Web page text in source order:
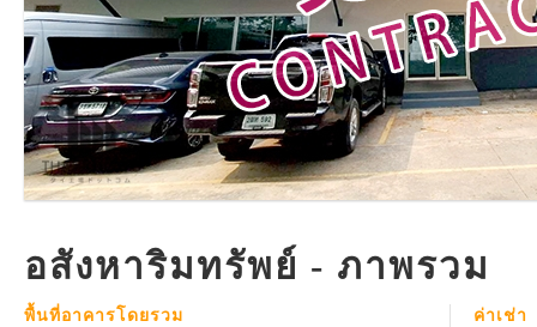
อสังหาริมทรัพย์ - ภาพรวม
พื้นที่อาคารโดยรวม ค่าเช่า